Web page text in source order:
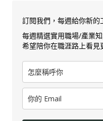
訂閱我們，每週給你新的
每週精選實用職場/產業
希望陪你在職涯路上看見